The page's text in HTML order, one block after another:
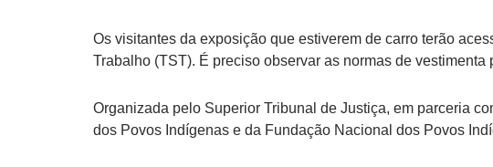
Os visitantes da exposição que estiverem de carro terão
Trabalho (TST). É preciso observar as normas de
Organizada pelo Superior Tribunal de Justiça, em parceria
dos Povos Indígenas e da Fundação Nacional dos Povos